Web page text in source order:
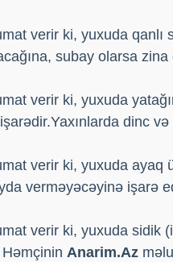
verir ki, yuxuda qanlı
subay olarsa
verir ki, yuxuda
dinc
verir ki, yuxuda ayaq
verməyəcəyinə işarə
verir ki, yuxuda sidik
Anarim.Az